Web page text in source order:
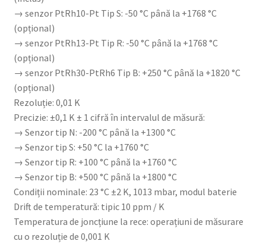
→ senzor PtRh10-Pt Tip S: -50 °C până la +1768 °C
(opțional)
→ senzor PtRh13-Pt Tip R: -50 °C până la +1768 °C
(opțional)
→ senzor PtRh30-PtRh6 Tip B: +250 °C până la +1820 °C
(opțional)
Rezoluție: 0,01 K
Precizie: ±0,1 K ± 1 cifră în intervalul de măsură:
→ Senzor tip N: -200 °C până la +1300 °C
→ Senzor tip S: +50 °C la +1760 °C
→ Senzor tip R: +100 °C până la +1760 °C
→ Senzor tip B: +500 °C până la +1800 °C
Condiții nominale: 23 °C ±2 K, 1013 mbar, modul baterie
Drift de temperatură: tipic 10 ppm / K
Temperatura de joncțiune la rece: operațiuni de măsurare
cu o rezoluție de 0,001 K